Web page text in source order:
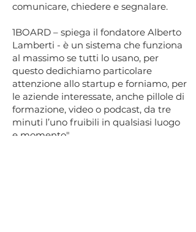
comunicare, chiedere e segnalare.
1BOARD – spiega il fondatore Alberto
Lamberti - è un sistema che funziona
al massimo se tutti lo usano, per
questo dedichiamo particolare
attenzione allo startup e forniamo, per
le aziende interessate, anche pillole di
formazione, video o podcast, da tre
minuti l’uno fruibili in qualsiasi luogo
e momento".